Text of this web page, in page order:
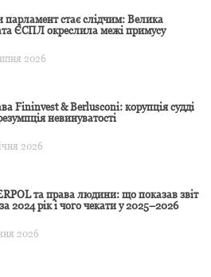
парламент стає слідчим: Велика
ЄСПЛ окреслила межі примусу
2026
Fininvest & Berlusconi: корупція судді
невинуватості
2026
та права людини: що показав звіт
2024 рік і чого чекати у 2025–2026
2026